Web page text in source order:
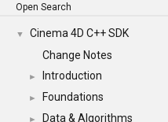
Open Search
▼
Cinema 4D C++ SDK
Change Notes
► Introduction
► Foundations
► Data & Algorithms